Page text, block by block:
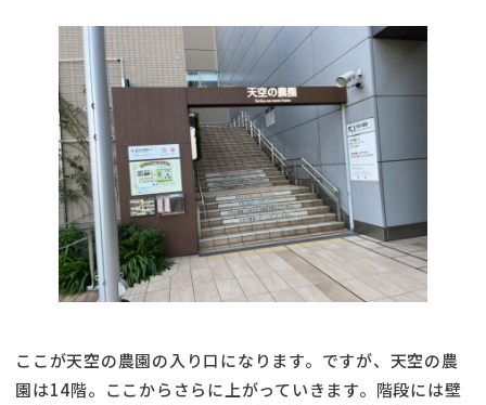
ここが天空の農園の入り口になります。ですが、天空の農
園は14階。ここからさらに上がっていきます。階段には壁